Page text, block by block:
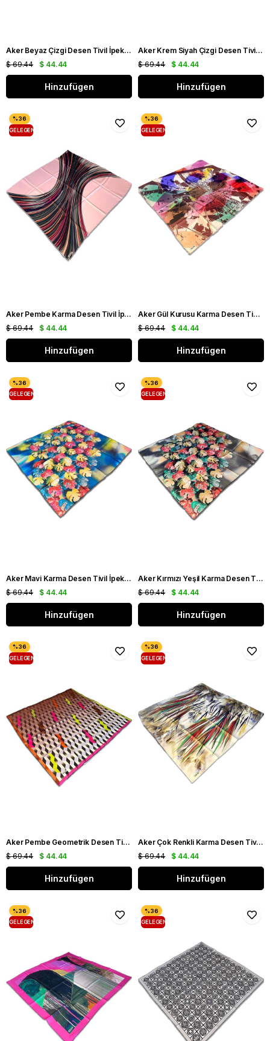
Aker Beyaz Çizgi Desen Tivil İpek Eşarp 8804713 - 961
$ 44.44
$ 69.44
Hinzufügen
Aker Krem Siyah Çizgi Desen Tivil İpek Eşarp 8804713 - 931
$ 44.44
$ 69.44
Hinzufügen
Aker Pembe Karma Desen Tivil İpek Eşarp 8842713 - 991
$ 44.44
$ 69.44
Hinzufügen
GELEGENHEIT
Aker Gül Kurusu Karma Desen Tivil İpek Eşarp 8841713 - 961
$ 44.44
$ 69.44
Hinzufügen
GELEGENHEIT
Aker Mavi Karma Desen Tivil İpek Eşarp 8546713 - 921
$ 44.44
$ 69.44
Hinzufügen
GELEGENHEIT
Aker Kırmızı Yeşil Karma Desen Tivil İpek Eşarp 8546713 - 912
$ 44.44
$ 69.44
Hinzufügen
GELEGENHEIT
Aker Pembe Geometrik Desen Tivil İpek Eşarp 8076713 - 915
$ 44.44
$ 69.44
Hinzufügen
GELEGENHEIT
Aker Çok Renkli Karma Desen Tivil İpek Eşarp 8837713 - 911
$ 44.44
$ 69.44
Hinzufügen
GELEGENHEIT
GELEGENHEIT
GELEGENHEIT